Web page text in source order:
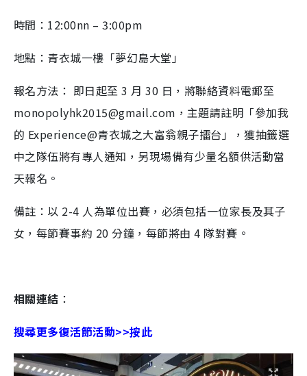
時間：12:00nn – 3:00pm
地點：青衣城一樓「夢幻島大堂」
報名方法： 即日起至 3 月 30 日，將聯絡資料電郵至
monopolyhk2015@gmail.com，主題請註明「參加我
的 Experience@青衣城之大富翁親子擂台」，獲抽籤選
中之隊伍將有專人通知，另現場備有少量名額供活動當
天報名。
備註：以 2-4 人為單位出賽，必須包括一位家長及其子
女，每節賽事約 20 分鐘，每節將由 4 隊對賽。
相關連結 ：
搜尋更多復活節活動>>按此